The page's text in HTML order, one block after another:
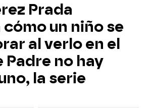
Prada
un niño se
al verlo en el
Padre no hay
la serie